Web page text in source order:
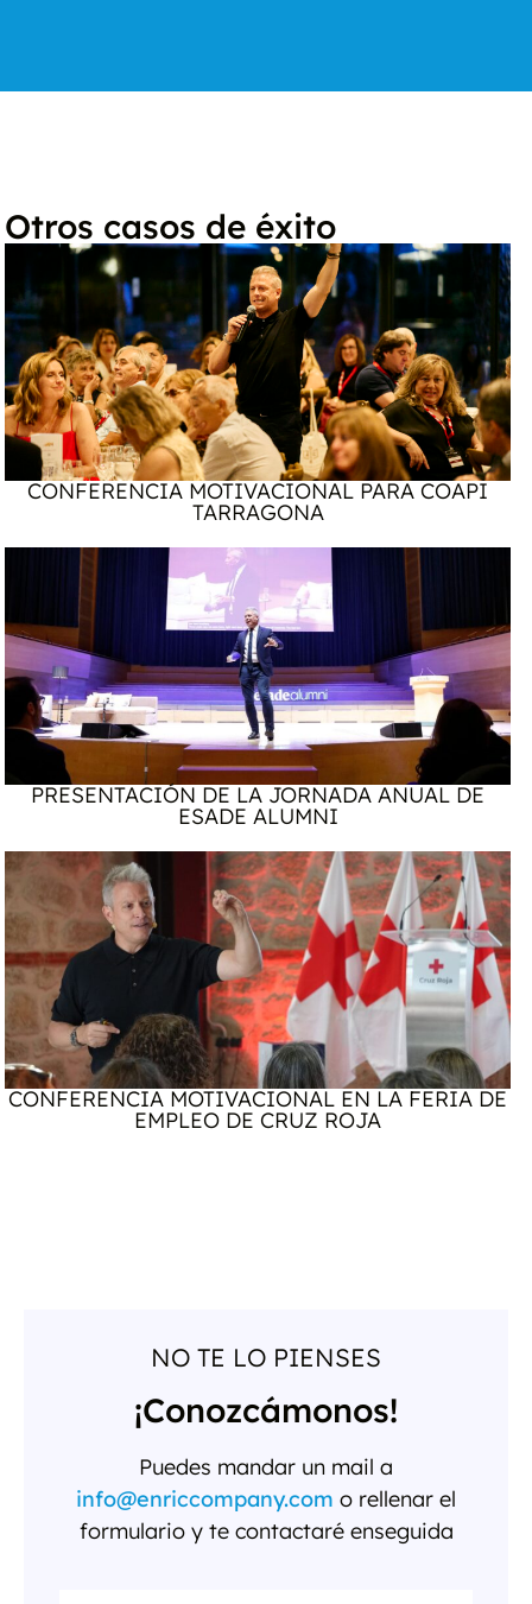
Otros casos de éxito
CONFERENCIA MOTIVACIONAL PARA COAPI
TARRAGONA
PRESENTACIÓN DE LA JORNADA ANUAL DE
ESADE ALUMNI
CONFERENCIA MOTIVACIONAL EN LA FERIA DE
EMPLEO DE CRUZ ROJA
NO TE LO PIENSES
¡Conozcámonos!
Puedes mandar un mail a
info@enriccompany.com o rellenar el
formulario y te contactaré enseguida